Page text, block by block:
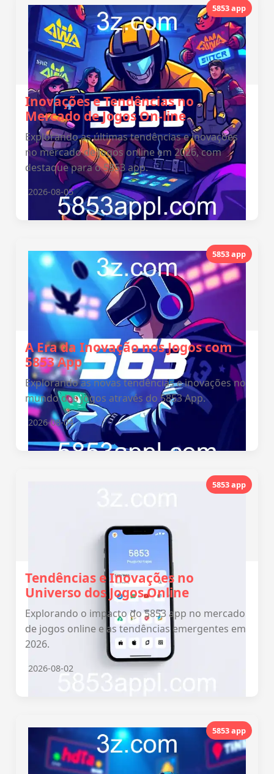
5853 app
Inovações e Tendências no
Mercado de Jogos On-line
Explorando as últimas tendências e inovações
no mercado de jogos online em 2026, com
destaque para o 5853 app.
2026-08-05
5853 app
A Era da Inovação nos Jogos com
5853 App
Explorando as novas tendências e inovações no
mundo dos jogos através do 5853 App.
2026-08-04
5853 app
Tendências e Inovações no
Universo dos Jogos Online
Explorando o impacto do 5853 app no mercado
de jogos online e as tendências emergentes em
2026.
2026-08-02
5853 app